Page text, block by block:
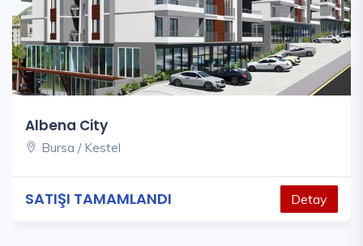
Albena City
Bursa / Kestel
SATIŞI TAMAMLANDI Detay